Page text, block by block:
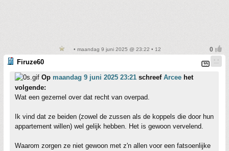
• maandag 9 juni 2025 @ 23:22 • 12
Firuze60
Op maandag 9 juni 2025 23:21 schreef Arcee het
volgende:
Wat een gezemel over dat recht van overpad.
Ik vind dat ze beiden (zowel de zussen als de koppels die door hun
appartement willen) wel gelijk hebben. Het is gewoon vervelend.
Waarom zorgen ze niet gewoon met z'n allen voor een fatsoenlijke